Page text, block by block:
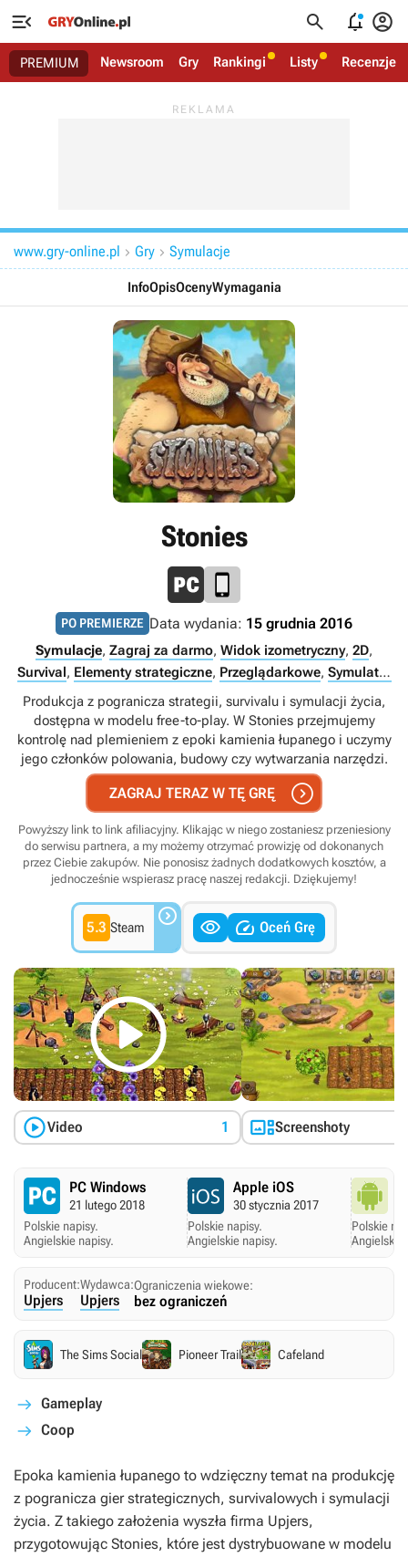
   
PREMIUM Newsroom Gry Rankingi Listy Recenzje
www.gry-online.pl  Gry  Symulacje
InfoOpisOcenyWymagania
Stonies
PO PREMIERZE Data wydania: 15 grudnia 2016
Symulacje, Zagraj za darmo, Widok izometryczny, 2D,
Survival, Elementy strategiczne, Przeglądarkowe, Symulator
życia
, Kooperacja Crafting , Prehistoria Multiplayer
Singleplayer,Internet
Produkcja z pogranicza strategii, survivalu i symulacji życia,
dostępna w modelu free-to-play. W Stonies przejmujemy
kontrolę nad plemieniem z epoki kamienia łupanego i uczymy
jego członków polowania, budowy czy wytwarzania narzędzi.
ZAGRAJ TERAZ W TĘ GRĘ 
Powyższy link to link afiliacyjny. Klikając w niego zostaniesz przeniesiony
do serwisu partnera, a my możemy otrzymać prowizję od dokonanych
przez Ciebie zakupów. Nie ponosisz żadnych dodatkowych kosztów, a
jednocześnie wspierasz pracę naszej redakcji. Dziękujemy!
5.3 Steam    Oceń Grę

Video 1 Screenshoty
PC Windows
21 lutego 2018
Polskie napisy.
Angielskie napisy.
Apple iOS
30 stycznia 2017
Polskie napisy.
Angielskie napisy.
Polskie
Angielskie
Producent:
Upjers
Wydawca:
Upjers
Ograniczenia wiekowe:
bez ograniczeń
The Sims Social Pioneer Trail Cafeland
Gameplay
Coop
Epoka kamienia łupanego to wdzięczny temat na produkcję
z pogranicza gier strategicznych, survivalowych i symulacji
życia. Z takiego założenia wyszła firma Upjers,
przygotowując Stonies, które jest dystrybuowane w modelu